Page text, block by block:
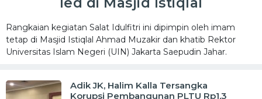
Rangkaian kegiatan Salat Idulfitri ini dipimpin oleh imam
tetap di Masjid Istiqlal Ahmad Muzakir dan khatib Rektor
Universitas Islam Negeri (UIN) Jakarta Saepudin Jahar.
Adik JK, Halim Kalla Tersangka
Korupsi Pembangunan PLTU Rp1,3